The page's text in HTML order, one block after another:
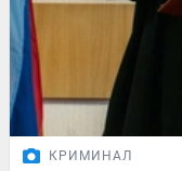
КРИМИНАЛ